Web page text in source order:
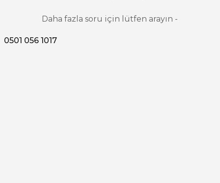
Daha fazla soru için lütfen arayın -
0501 056 1017